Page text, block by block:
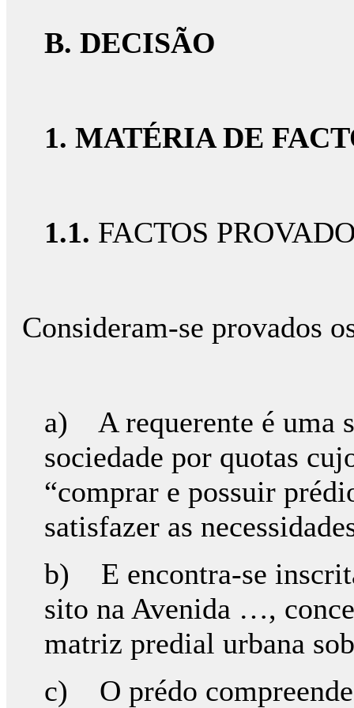
B. DECISÃO
1. MATÉRIA DE
1.1. FACTOS
Consideram-se provados
a) A requerente é uma
sociedade por quotas
“comprar e possuir
satisfazer as
b) E encontra-se
sito na Avenida …,
matriz predial urbana
c) O prédo